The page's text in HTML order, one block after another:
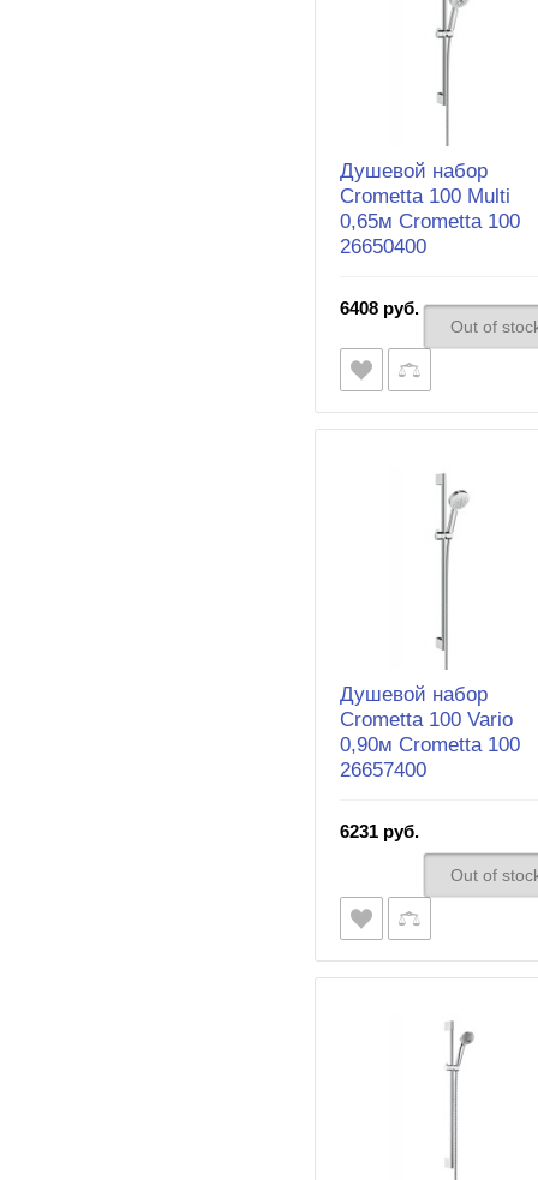
Душевой набор
Crometta 100 Multi
0,65м Crometta 100
26650400
6408 руб.
Out of
Душевой набор
Crometta 100 Vario
0,90м Crometta 100
26657400
6231 руб.
Out of